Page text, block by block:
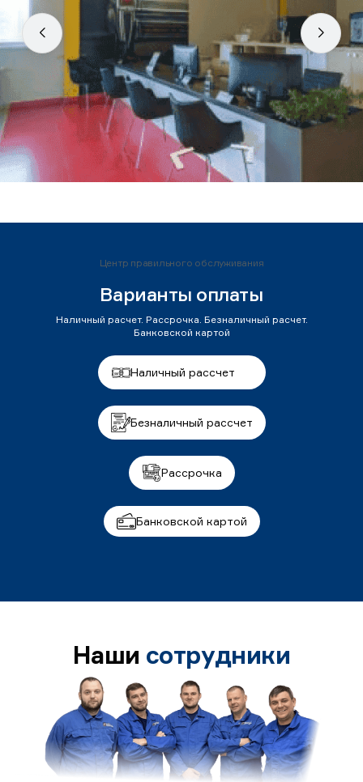
Центр правильного обслуживания
Варианты оплаты
Наличный расчет. Рассрочка. Безналичный расчет.
Банковской картой
Наличный рассчет
Безналичный рассчет
Рассрочка
Банковской картой
Наши сотрудники